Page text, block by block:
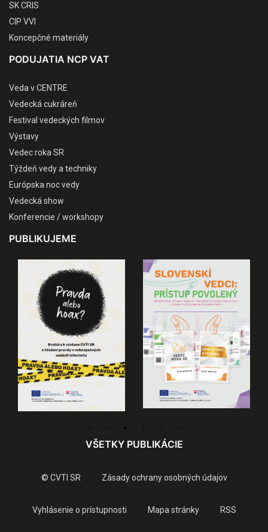
SK CRIS
CIP VVI
Koncepčné materiály
PODUJATIA NCP VAT
Veda v CENTRE
Vedecká cukráreň
Festival vedeckých filmov
Výstavy
Vedec roka SR
Týždeň vedy a techniky
Európska noc vedy
Vedecká show
Konferencie / workshopy
PUBLIKUJEME
VŠETKY PUBLIKÁCIE
© CVTI SR Zásady ochrany osobných údajov
Vyhlásenie o prístupnosti Mapa stránky RSS